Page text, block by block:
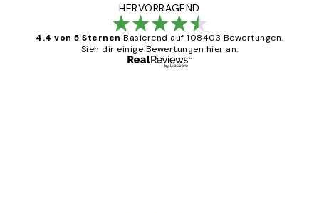
HERVORRAGEND
4.4 von 5 Sternen Basierend auf 108403 Bewertungen.
Sieh dir einige Bewertungen hier an.